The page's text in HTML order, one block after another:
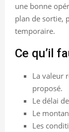
une bonne
plan de sortie,
temporaire.
Ce qu’il
La valeur
proposé.
Le délai
Le
Les